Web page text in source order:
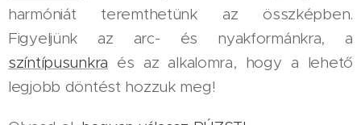
harmóniát teremthetünk az összképben.
Figyeljünk az arc- és nyakformánkra, a
színtípusunkra és az alkalomra, hogy a lehető
legjobb döntést hozzuk meg!